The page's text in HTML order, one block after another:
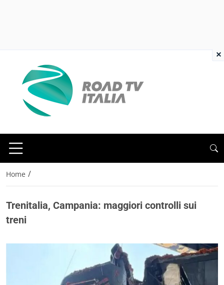
Home /
Trenitalia, Campania: maggiori controlli sui
treni
×